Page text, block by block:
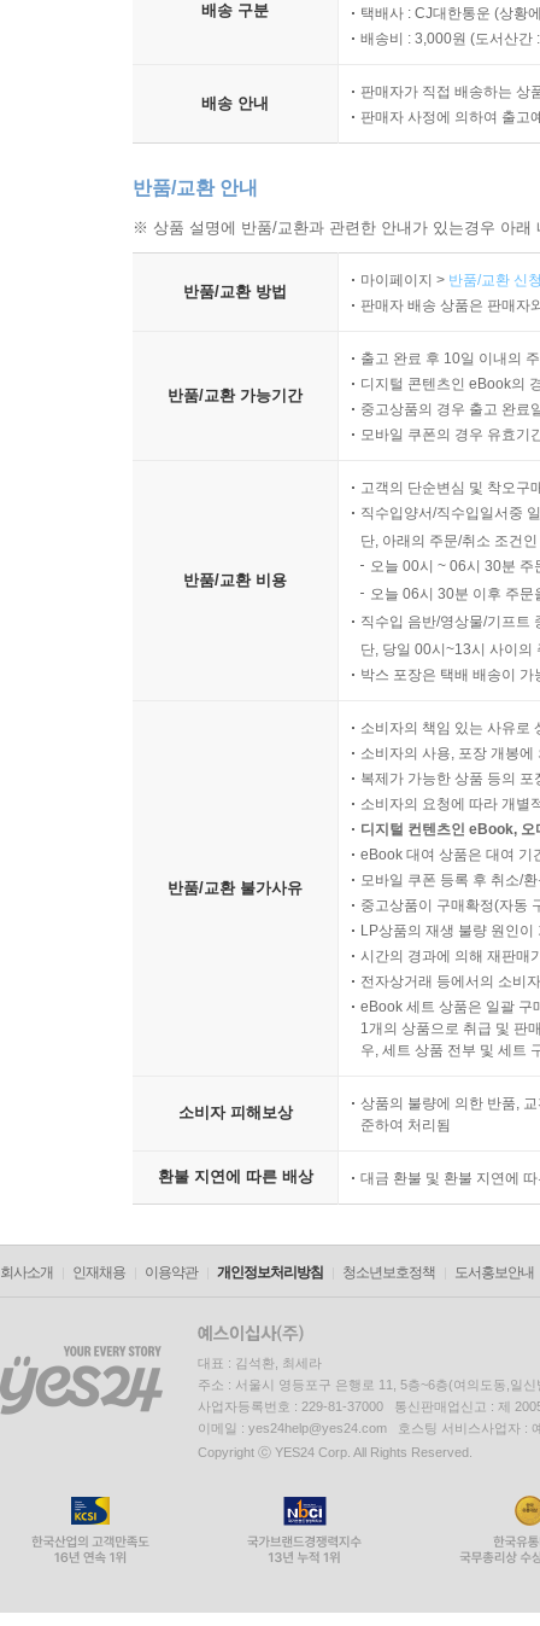
배송 구분
택배사 : CJ대한통운 (상황
배송비 : 3,000원 (도서산간
배송 안내
판매자가 직접 배송하는 상
판매자 사정에 의하여 출고
반품/교환 안내
※ 상품 설명에 반품/교환과 관련한 안내가 있는경우 아
반품/교환 방법
마이페이지 > 반품/교환 신
판매자 배송 상품은 판매자
반품/교환 가능기간
출고 완료 후 10일 이내의
디지털 콘텐츠인 eBook의
중고상품의 경우 출고 완료
모바일 쿠폰의 경우 유효기
반품/교환 비용
고객의 단순변심 및 착오구
직수입양서/직수입일서중
단, 아래의 주문/취소 조건
오늘 00시 ~ 06시 30분
오늘 06시 30분 이후 주
직수입 음반/영상물/기프트
단, 당일 00시~13시 사이의
박스 포장은 택배 배송이
반품/교환 불가사유
소비자의 책임 있는 사유로
소비자의 사용, 포장 개봉
복제가 가능한 상품 등의
소비자의 요청에 따라 개별
디지털 컨텐츠인 eBook,
eBook 대여 상품은 대여 기
모바일 쿠폰 등록 후 취소/
중고상품이 구매확정(자동
LP상품의 재생 불량 원인
시간의 경과에 의해 재판매
전자상거래 등에서의 소비
eBook 세트 상품은 일괄 구
1개의 상품으로 취급 및 판
우, 세트 상품 전부 및 세트
소비자 피해보상
상품의 불량에 의한 반품,
준하여 처리됨
환불 지연에 따른 배상 대금 환불 및 환불 지연에
회사소개 인재채용 이용약관 개인정보처리방침 청소년보호정책 도서홍보안내
대표 : 김석환, 최세라
주소 : 서울시 영등포구 은행로 11, 5층~6층(여의도동,일신
사업자등록번호 : 229-81-37000 통신판매업신고 : 제
이메일 : yes24help@yes24.com 호스팅 서비스사업자 :
Copyright ⓒ YES24 Corp. All Rights Reserved.